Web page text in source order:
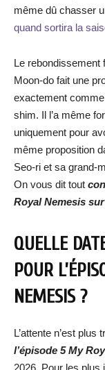
même dû chasser
quand sortira la
Le rebondissement
Moon-do fait une
exactement comme
shim. Il l’a même
uniquement pour
même proposition
Seo-ri et sa grand-
On vous dit tout
Royal Nemesis
QUELLE
POUR
NEMESIS ?
L’attente n’est plus
l’épisode 5My
2026. Pour les plus